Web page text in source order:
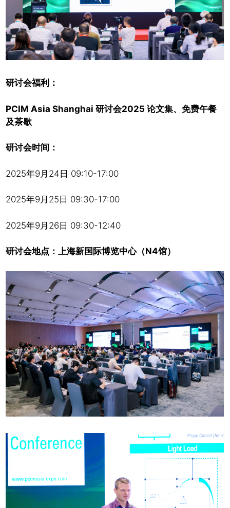
研讨会福利：
PCIM Asia Shanghai 研讨会2025 论文集、免费午餐
及茶歇
研讨会时间：
2025年9月24日 09:10-17:00
2025年9月25日 09:30-17:00
2025年9月26日 09:30-12:40
研讨会地点：上海新国际博览中心（N4馆）